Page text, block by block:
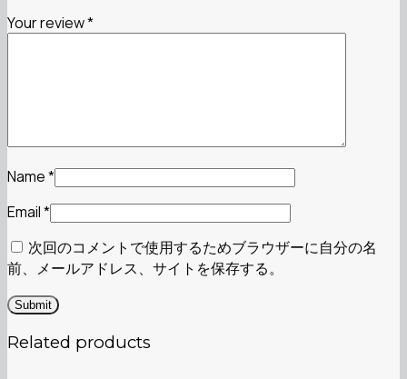
Your review*
Name*
Email*
次回のコメントで使用するためブラウザーに自分の名
前、メールアドレス、サイトを保存する。
Related products